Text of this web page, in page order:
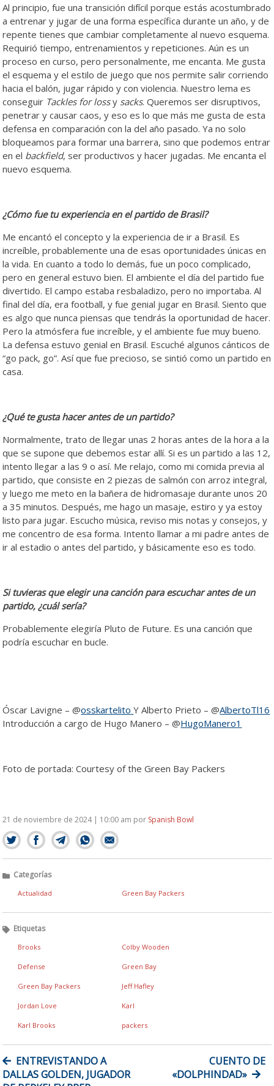
Al principio, fue una transición difícil porque estás acostumbrado
a entrenar y jugar de una forma específica durante un año, y de
repente tienes que cambiar completamente al nuevo esquema.
Requirió tiempo, entrenamientos y repeticiones. Aún es un
proceso en curso, pero personalmente, me encanta. Me gusta
el esquema y el estilo de juego que nos permite salir corriendo
hacia el balón, jugar rápido y con violencia. Nuestro lema es
conseguir Tackles for lossy sacks. Queremos ser disruptivos,
penetrar y causar caos, y eso es lo que más me gusta de esta
defensa en comparación con la del año pasado. Ya no solo
bloqueamos para formar una barrera, sino que podemos entrar
en el backfield, ser productivos y hacer jugadas. Me encanta el
nuevo esquema.
¿Cómo fue tu experiencia en el partido de Brasil?
Me encantó el concepto y la experiencia de ir a Brasil. Es
increíble, probablemente una de esas oportunidades únicas en
la vida. En cuanto a todo lo demás, fue un poco complicado,
pero en general estuvo bien. El ambiente el día del partido fue
divertido. El campo estaba resbaladizo, pero no importaba. Al
final del día, era football, y fue genial jugar en Brasil. Siento que
es algo que nunca piensas que tendrás la oportunidad de hacer.
Pero la atmósfera fue increíble, y el ambiente fue muy bueno.
La defensa estuvo genial en Brasil. Escuché algunos cánticos de
“go pack, go”. Así que fue precioso, se sintió como un partido en
casa.
¿Qué te gusta hacer antes de un partido?
Normalmente, trato de llegar unas 2 horas antes de la hora a la
que se supone que debemos estar allí. Si es un partido a las 12,
intento llegar a las 9 o así. Me relajo, como mi comida previa al
partido, que consiste en 2 piezas de salmón con arroz integral,
y luego me meto en la bañera de hidromasaje durante unos 20
a 35 minutos. Después, me hago un masaje, estiro y ya estoy
listo para jugar. Escucho música, reviso mis notas y consejos, y
me concentro de esa forma. Intento llamar a mi padre antes de
ir al estadio o antes del partido, y básicamente eso es todo.
Si tuvieras que elegir una canción para escuchar antes de un
partido, ¿cuál sería?
Probablemente elegiría Pluto de Future. Es una canción que
podría escuchar en bucle.
Óscar Lavigne – @osskartelitoY Alberto Prieto – @AlbertoTl16
Introducción a cargo de Hugo Manero – @HugoManero1
Foto de portada: Courtesy of the Green Bay Packers
21 de noviembre de 2024 | 10:00 am por Spanish Bowl
Categorías
Actualidad Green Bay Packers
Etiquetas
Brooks Colby Wooden
Defense Green Bay
Green Bay Packers Jeff Hafley
Jordan Love Karl
Karl Brooks packers
DE
ENTRADAS
ENTREVISTANDO A
DALLAS GOLDEN, JUGADOR
CUENTO DE
«DOLPHINDAD»